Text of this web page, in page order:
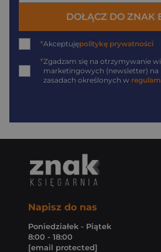
DOŁĄCZ DO ZNAK
*Akceptujępolitykę prywatności
*Zgadzam się na otrzymywanie
marketingowych (newsletter) na
zasadach określonych w
Napisz do nas
Poniedziałek - Piątek
8:00 - 18:00
[email protected]